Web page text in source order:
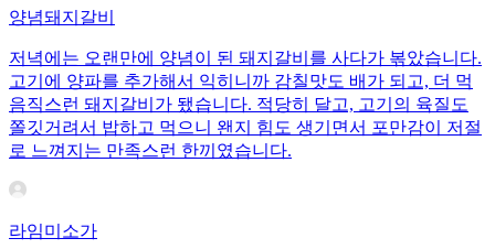
양념돼지갈비
저녁에는 오랜만에 양념이 된 돼지갈비를 사다가 볶았습니다.
고기에 양파를 추가해서 익히니까 감칠맛도 배가 되고, 더 먹
음직스런 돼지갈비가 됐습니다. 적당히 달고, 고기의 육질도
쫄깃거려서 밥하고 먹으니 왠지 힘도 생기면서 포만감이 저절
로 느껴지는 만족스런 한끼였습니다.
라임미소가